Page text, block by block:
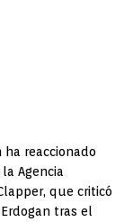
reaccionado
Agencia
que criticó
tras el